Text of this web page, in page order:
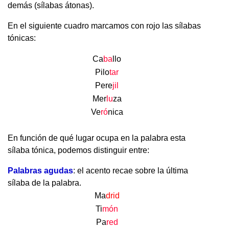
demás (sílabas átonas).
En el siguiente cuadro marcamos con rojo las sílabas
tónicas:
Caba llo
Pilotar
Perejil
Merluza
Verónica
En función de qué lugar ocupa en la palabra esta
sílaba tónica, podemos distinguir entre:
Palabras agudas: el acento recae sobre la última
sílaba de la palabra.
Madrid
Timón
Pared